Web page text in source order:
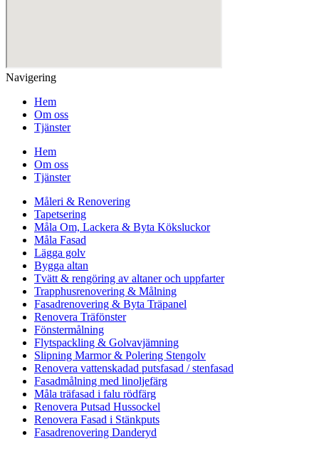
Navigering
Hem
Om oss
Tjänster
Hem
Om oss
Tjänster
Måleri & Renovering
Tapetsering
Måla Om, Lackera & Byta Köksluckor
Måla Fasad
Lägga golv
Bygga altan
Tvätt & rengöring av altaner och uppfarter
Trapphusrenovering & Målning
Fasadrenovering & Byta Träpanel
Renovera Träfönster
Fönstermålning
Flytspackling & Golvavjämning
Slipning Marmor & Polering Stengolv
Renovera vattenskadad putsfasad / stenfasad
Fasadmålning med linoljefärg
Måla träfasad i falu rödfärg
Renovera Putsad Hussockel
Renovera Fasad i Stänkputs
Fasadrenovering Danderyd